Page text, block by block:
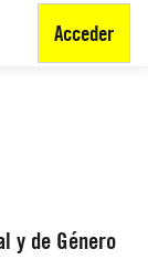
Acceder
y de Género